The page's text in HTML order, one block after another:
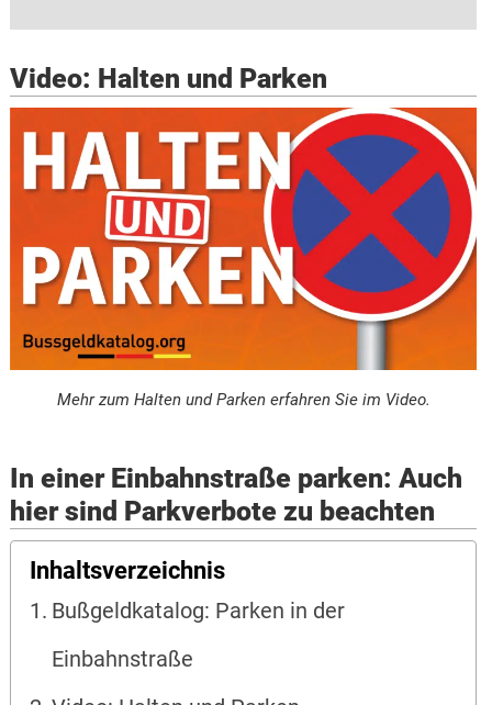
Video: Halten und Parken
Mehr zum Halten und Parken erfahren Sie im Video.
In einer Einbahnstraße parken: Auch
hier sind Parkverbote zu beachten
Inhaltsverzeichnis
Bußgeldkatalog: Parken in der
Einbahnstraße